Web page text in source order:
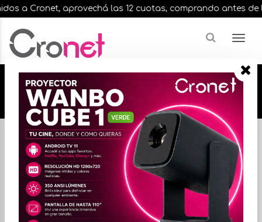
Cronet, aprovechá las 12 cuotas, comprando antes de las 13
🔥🔥🔥 12 cuotas, en todos nuestros artículos,
comprando antes de las 13 hrs. envíos en el
día 🔥🔥🔥
Inicio
VARIOS INFORMATICA
TECLADOS Y MOUSE